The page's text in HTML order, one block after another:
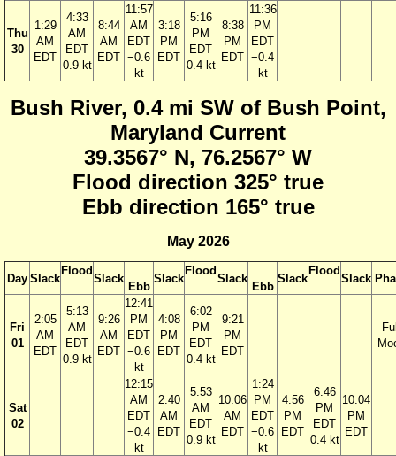
Thu
30
1:29
AM
EDT
4:33
AM
EDT
0.9 kt
8:44
AM
EDT
11:57
AM
EDT
−0.6
kt
3:18
PM
EDT
5:16
PM
EDT
0.4 kt
8:38
PM
EDT
11:36
PM
EDT
−0.4
kt
Bush River, 0.4 mi SW of Bush Point,
Maryland Current
39.3567° N, 76.2567° W
Flood direction 325° true
Ebb direction 165° true
May 2026
Day Slack
Flood
Slack
Ebb
Slack
Flood
Slack
Ebb
Slack
Flood
Slack
Fri
01
2:05
AM
EDT
5:13
AM
EDT
0.9 kt
9:26
AM
EDT
12:41
PM
EDT
−0.6
kt
4:08
PM
EDT
6:02
PM
EDT
0.4 kt
9:21
PM
EDT
Sat
02
12:15
AM
EDT
−0.4
kt
2:40
AM
EDT
5:53
AM
EDT
0.9 kt
10:06
AM
EDT
1:24
PM
EDT
−0.6
kt
4:56
PM
EDT
6:46
PM
EDT
0.4 kt
10:04
PM
EDT